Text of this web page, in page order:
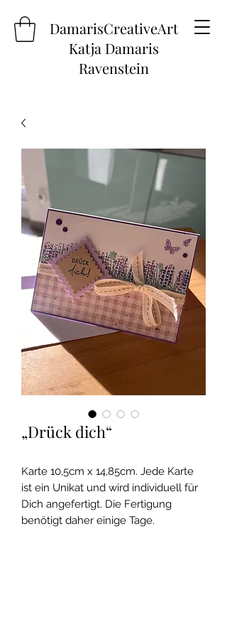
DamarisCreativeArt
Katja Damaris
Ravenstein
„Drück dich“
Karte 10,5cm x 14,85cm. Jede Karte
ist ein Unikat und wird individuell für
Dich angefertigt. Die Fertigung
benötigt daher einige Tage.